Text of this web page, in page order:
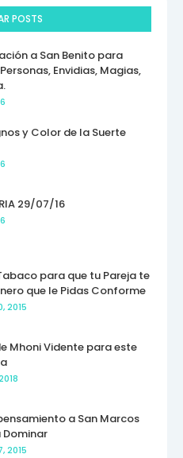
POSTS
a San Benito para
Envidias, Magias,
y Color de la Suerte
29/07/16
para que tu Pareja te
que le Pidas Conforme
2015
Mhoni Vidente para este
a San Marcos
Dominar
2015